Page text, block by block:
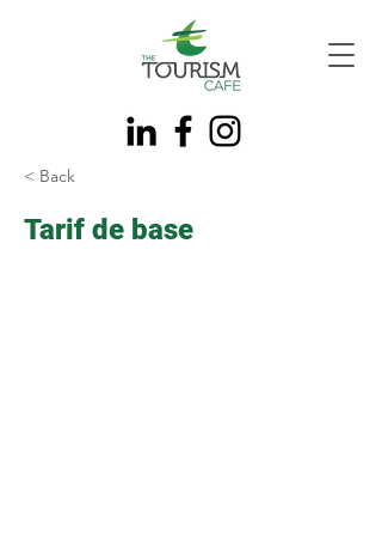
< Back
Tarif de base